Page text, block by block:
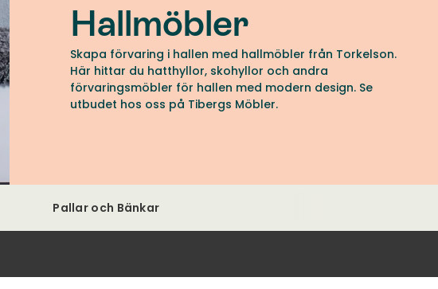
Hallmöbler
Skapa förvaring i hallen med hallmöbler från Torkelson.
Här hittar du hatthyllor, skohyllor och andra
förvaringsmöbler för hallen med modern design. Se
utbudet hos oss på Tibergs Möbler.
Pallar och Bänkar